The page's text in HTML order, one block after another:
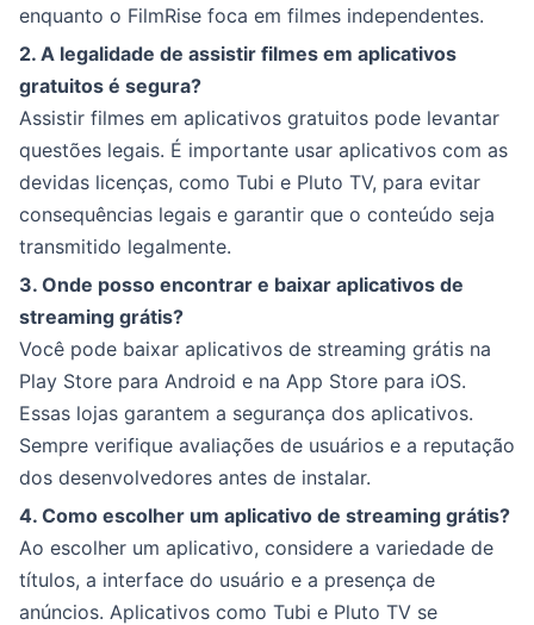
enquanto o FilmRise foca em filmes independentes.
2. A legalidade de assistir filmes em aplicativos
gratuitos é segura?
Assistir filmes em aplicativos gratuitos pode levantar
questões legais. É importante usar aplicativos com as
devidas licenças, como Tubi e Pluto TV, para evitar
consequências legais e garantir que o conteúdo seja
transmitido legalmente.
3. Onde posso encontrar e baixar aplicativos de
streaming grátis?
Você pode baixar aplicativos de streaming grátis na
Play Store para Android e na App Store para iOS.
Essas lojas garantem a segurança dos aplicativos.
Sempre verifique avaliações de usuários e a reputação
dos desenvolvedores antes de instalar.
4. Como escolher um aplicativo de streaming grátis?
Ao escolher um aplicativo, considere a variedade de
títulos, a interface do usuário e a presença de
anúncios. Aplicativos como Tubi e Pluto TV se